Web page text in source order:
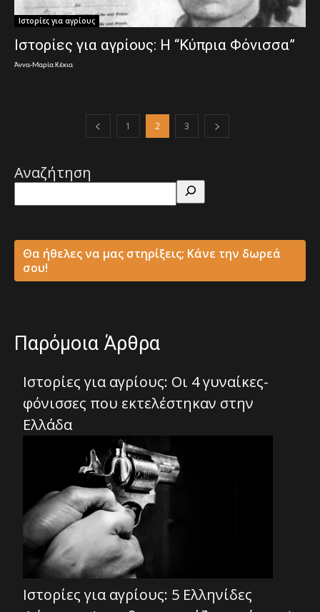
Ιστορίες για αγρίους
Ιστορίες για αγρίους: Η “Κύπρια Φόνισσα”
Άννα-Μαρία Κέκια
1 2 3
Αναζήτηση
Θα ήθελες να μας στηρίξεις; Κάνε την δωρεά
σου!
Παρόμοια Άρθρα
Ιστορίες για αγρίους: Οι 4 γυναίκες-
φόνισσες που εκτελέστηκαν στην
Ελλάδα
Ιστορίες για αγρίους: 5 Ελληνίδες